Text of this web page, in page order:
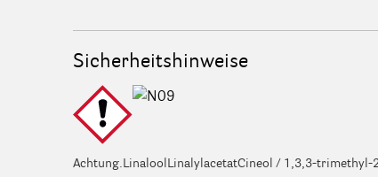
Sicherheitshinweise
Achtung.LinaloolLinalylacetatCineol / 1,3,3-